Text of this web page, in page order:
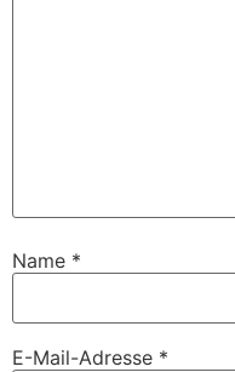
Name *
E-Mail-Adresse *